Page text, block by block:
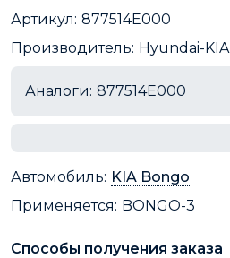
Артикул: 877514E000
Производитель: Hyundai-KIA
Аналоги: 877514E000
Автомобиль: KIA Bongo
Применяется: BONGO-3
Способы получения заказа